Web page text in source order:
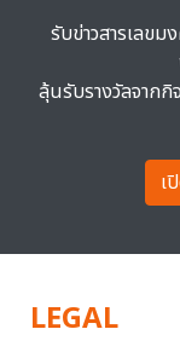
รับข่าวสารเลขม
ลุ้นรับรางวัลจาก
เ
LEGAL